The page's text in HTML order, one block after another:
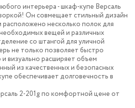
интерьера - шкаф-купе Версаль
Он совмещает стильный дизайн
расположено несколько полок для
вещей и различных
со штангой для уличной
не только позволяет быстро
визуально расширяет объем
из качественных и безопасных
обеспечивает долговечность в
2-201g по комфортной цене от